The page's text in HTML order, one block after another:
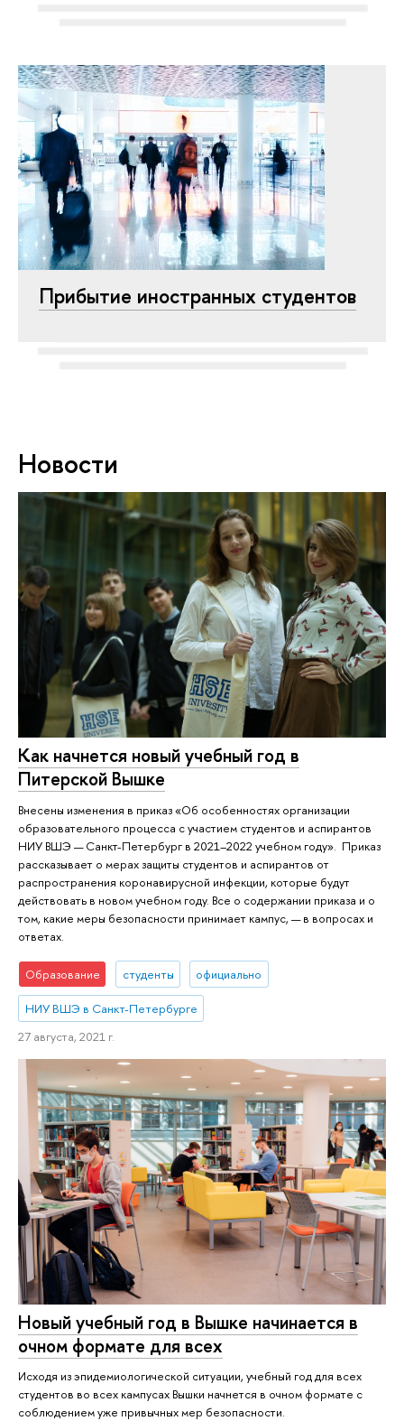
Прибытие иностранных студентов
Новости
Как начнется новый учебный год в
Питерской Вышке
Внесены изменения в приказ «Об особенностях организации
образовательного процесса с участием студентов и аспирантов
НИУ ВШЭ — Санкт-Петербург в 2021–2022 учебном году». Приказ
рассказывает о мерах защиты студентов и аспирантов от
распространения коронавирусной инфекции, которые будут
действовать в новом учебном году. Все о содержании приказа и о
том, какие меры безопасности принимает кампус, — в вопросах и
ответах.
Образование студенты официально
НИУ ВШЭ в Санкт-Петербурге
27 августа, 2021 г.
Новый учебный год в Вышке начинается в
очном формате для всех
Исходя из эпидемиологической ситуации, учебный год для всех
студентов во всех кампусах Вышки начнется в очном формате с
соблюдением уже привычных мер безопасности.